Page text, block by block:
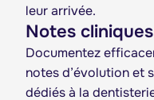
leur arrivée.
Notes
Documentez
notes d’évolution et
dédiés à la